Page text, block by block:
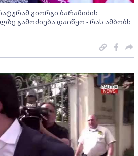
გიორგი ბარამიძის
გამოძიება დაიწყო - რას ამბობს